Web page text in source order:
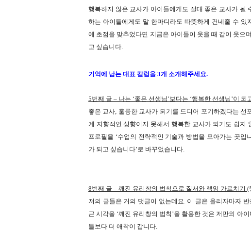
행복하지 않은 교사가 아이들에게도 절대 좋은 교사가 될
하는 아이들에게도 말 한마디라도 따뜻하게 건네줄 수 있
에 초점을 맞추었다면 지금은 아이들이 웃을 때 같이 웃으
고 싶습니다.
기억에 남는 대표 칼럼을 3개 소개해주세요.
5번째 글 – 나는 ‘좋은 선생님’보다는 ‘행복한 선생님’이 되
좋은 교사, 훌륭한 교사가 되기를 드디어 포기하겠다는
계 지향적인 성향이지 못해서 행복한 교사가 되기도 쉽지
프로필을 ‘수업의 전략적인 기술과 방법을 모아가는 곳입
가 되고 싶습니다’로 바꾸었습니다.
8번째 글 – 깨진 유리창의 법칙으로 질서와 책임 가르치기 (
저의 글들은 거의 댓글이 없는데요. 이 글은 올리자마자
근 시각을 ‘깨진 유리창의 법칙’을 활용한 것은 저만의 아
들보다 더 애착이 갑니다.